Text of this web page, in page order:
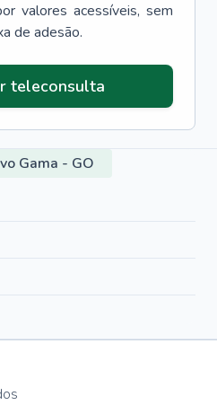
valores acessíveis, sem
de adesão.
teleconsulta
Gama - GO